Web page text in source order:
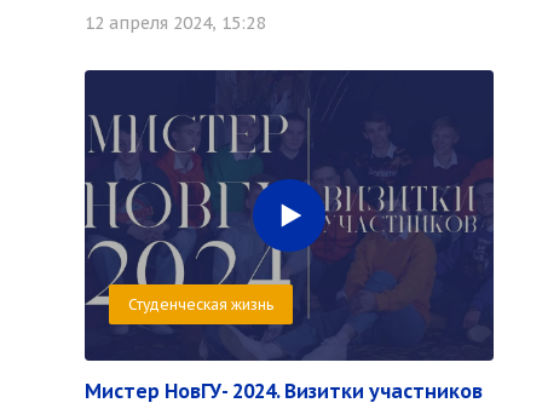
12 апреля 2024, 15:28
Студенческая жизнь
Мистер НовГУ- 2024. Визитки участников